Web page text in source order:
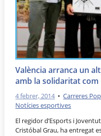
València arranca un
amb la solidaritat com
4 febrer, 2014 •Carreres
Notícies esportives
El regidor d’Esports i
Cristóbal Grau, ha entregat